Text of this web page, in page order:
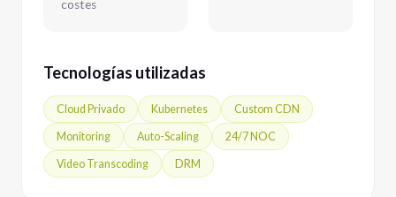
costes
Tecnologías utilizadas
Cloud Privado Kubernetes Custom CDN
Monitoring Auto-Scaling 24/7 NOC
Video Transcoding DRM